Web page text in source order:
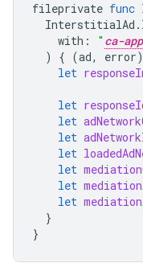
fileprivate func
InterstitialAd .
with : " ca-
)
{ (ad, error)
let
let
let
let
let
let
let
let
}
}